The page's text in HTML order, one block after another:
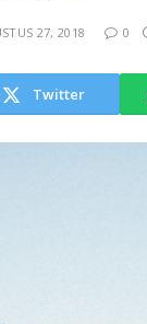
27, 2018 0
Twitter